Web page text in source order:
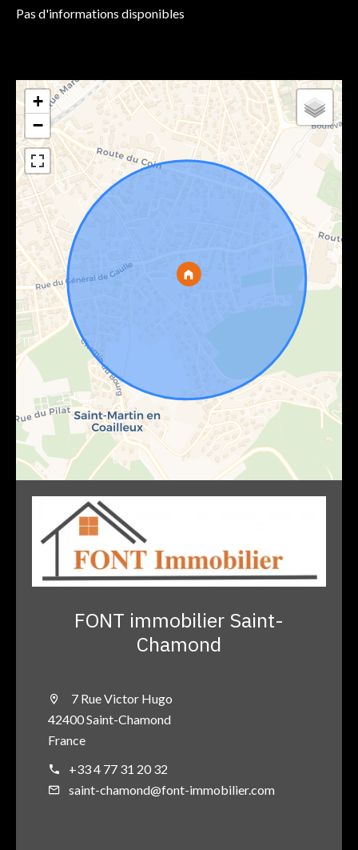
Pas d'informations disponibles
+
−
FONT immobilier Saint-
Chamond
7 Rue Victor Hugo
42400 Saint-Chamond
France
+33 4 77 31 20 32
saint-chamond@font-immobilier.com